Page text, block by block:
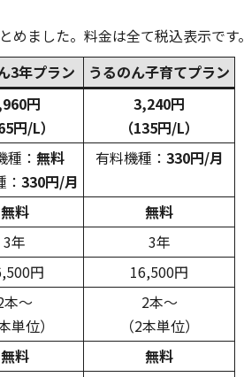
ました。料金は全て税込表示です。
3年プラン
うるのん子育てプラン
円
円/L）
3,240円
（135円/L）
種： 無料
330円/月
有料機種： 330円/月
無料
無料
3年
3年
円
16,500円
本～
単位）
2本～
（2本単位）
無料
無料